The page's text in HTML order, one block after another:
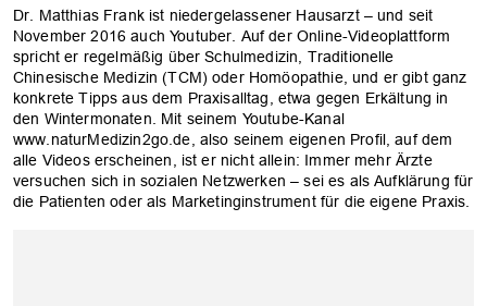
Dr. Matthias Frank ist niedergelassener Hausarzt – und seit
November 2016 auch Youtuber. Auf der Online-Videoplattform
spricht er regelmäßig über Schulmedizin, Traditionelle
Chinesische Medizin (TCM) oder Homöopathie, und er gibt ganz
konkrete Tipps aus dem Praxisalltag, etwa gegen Erkältung in
den Wintermonaten. Mit seinem Youtube-Kanal
www.naturMedizin2go.de, also seinem eigenen Profil, auf dem
alle Videos erscheinen, ist er nicht allein: Immer mehr Ärzte
versuchen sich in sozialen Netzwerken – sei es als Aufklärung für
die Patienten oder als Marketinginstrument für die eigene Praxis.